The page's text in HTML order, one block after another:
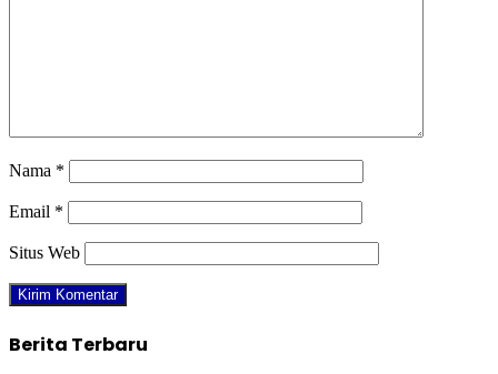
Nama *
Email *
Situs Web
Berita Terbaru